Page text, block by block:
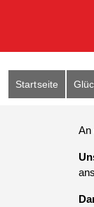
Startseite
An